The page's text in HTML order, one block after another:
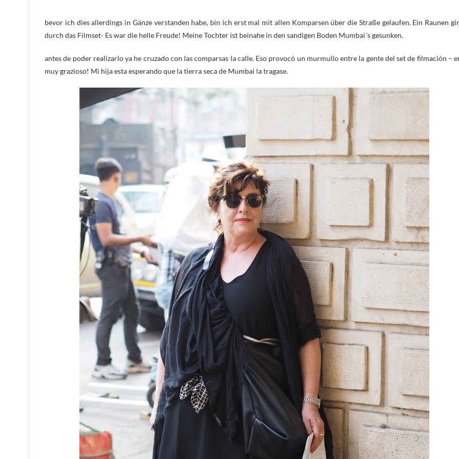
bevor ich dies allerdings in Gänze verstanden habe, bin ich erst mal mit allen Komparsen über die Straße gelaufen. Ein Raunen
durch das Filmset- Es war die helle Freude! Meine Tochter ist beinahe in den sandigen Boden Mumbai´s gesunken.
antes de poder realizarlo ya he cruzado con las comparsas la calle. Eso provocó un murmullo entre la gente del set de filmación –
muy grazioso! Mi hija esta esperando que la tierra seca de Mumbai la tragase.